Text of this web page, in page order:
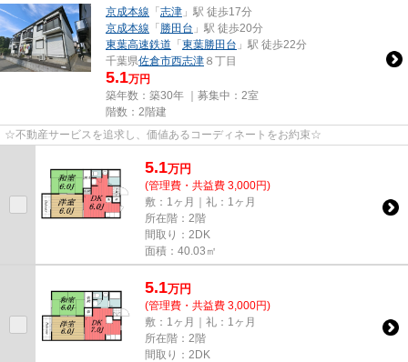
京成本線 「志津 」駅 徒歩17分
京成本線 「勝田台 」駅 徒歩20分
東葉高速鉄道 「東葉勝田台 」駅 徒歩22分
千葉県佐倉市西志津 ８丁目
5.1万円
築年数：築30年 ｜募集中： 2室
階数：2階建
☆不動産サービスを追求し、価値あるコーディネートをお約束☆
5.1万円
(管理費・共益費 3,000円)
敷：1ヶ月｜礼：1ヶ月
所在階：2階
間取り：2DK
面積：40.03㎡
5.1万円
(管理費・共益費 3,000円)
敷：1ヶ月｜礼：1ヶ月
所在階：2階
間取り：2DK